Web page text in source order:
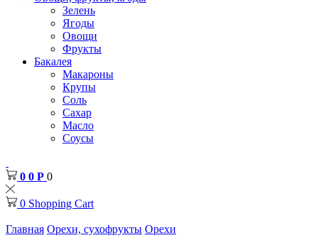
Зелень
Ягоды
Овощи
Фрукты
Бакалея
Макароны
Крупы
Соль
Сахар
Масло
Соусы
0 0 Р 0
0 Shopping Cart
Главная Орехи, сухофрукты Орехи